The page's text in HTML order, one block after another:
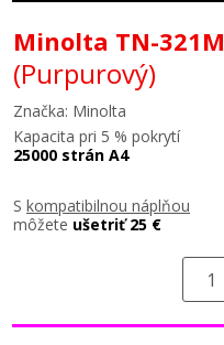
Minolta TN-321M
(Purpurový)
Značka: Minolta
Kapacita pri 5 % pokrytí
25000 strán A4
S kompatibilnou náplňou
môžete ušetriť 25 €